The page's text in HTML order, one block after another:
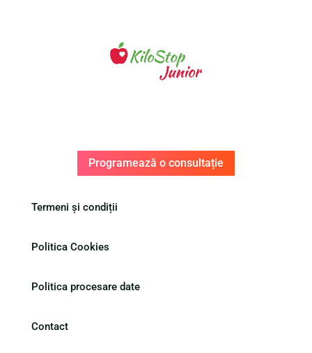
Programează o consultație
Termeni și condiții
Politica Cookies
Politica procesare date
Contact